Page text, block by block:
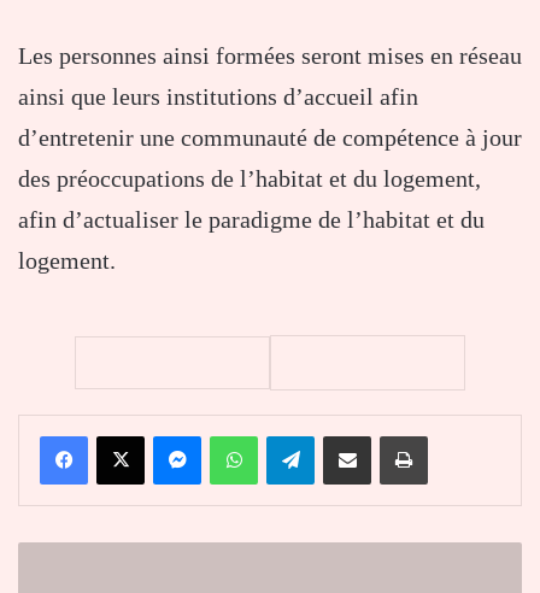
Les personnes ainsi formées seront mises en réseau
ainsi que leurs institutions d’accueil afin
d’entretenir une communauté de compétence à jour
des préoccupations de l’habitat et du logement,
afin d’actualiser le paradigme de l’habitat et du
logement.
FacebookX MessengerWhatsAppTelegramPartager par email Imprimer